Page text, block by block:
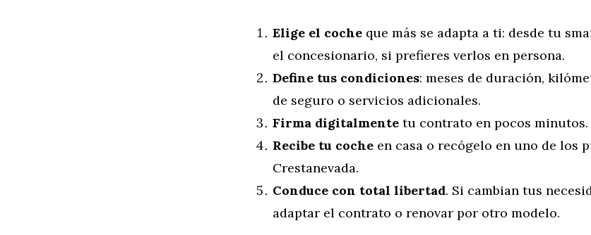
Elige el coche que más se adapta a ti: desde tu
el concesionario, si prefieres verlos en persona.
Define tus condiciones: meses de duración,
de seguro o servicios adicionales.
Firma digitalmente tu contrato en pocos minutos.
Recibe tu coche en casa o recógelo en uno de los
Crestanevada.
Conduce con total libertad. Si cambian tus
adaptar el contrato o renovar por otro modelo.